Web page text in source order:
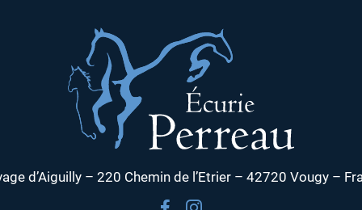
d’Aiguilly – 220 Chemin de l’Etrier – 42720 Vougy –